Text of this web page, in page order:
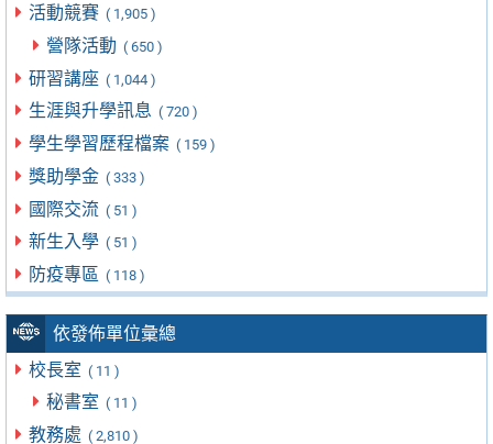
活動競賽 ( 1,905 )
營隊活動 ( 650 )
研習講座 ( 1,044 )
生涯與升學訊息 ( 720 )
學生學習歷程檔案 ( 159 )
獎助學金 ( 333 )
國際交流 ( 51 )
新生入學 ( 51 )
防疫專區 ( 118 )
依發佈單位彙總
校長室 ( 11 )
秘書室 ( 11 )
教務處 ( 2,810 )